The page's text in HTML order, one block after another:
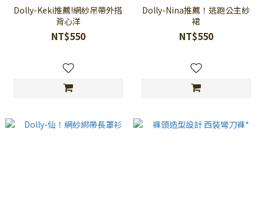
Dolly-Keki推薦!網紗吊帶外搭
背心洋
NT$550
Dolly-Nina推薦！逃跑公主紗
裙
NT$550